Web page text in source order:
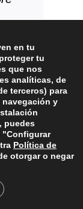
que
es
un
en tu
tu
que nos
analíticas, de
terceros) para
navegación y
puedes
"Configurar
Política de
otorgar o negar